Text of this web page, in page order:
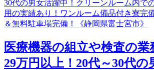
医療機器の組立や検査の業
29万円以上！20代～30代の